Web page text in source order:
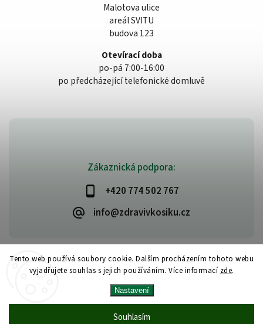
Tento web používá soubory cookie. Dalším procházením tohoto webu
vyjadřujete souhlas s jejich používáním. Více informací zde.
Nastavení
Souhlasím
Zákaznická podpora:
+420 774 502 767
info@zdravivkosiku.cz
Malotova ulice
areál SVITU
budova 123
Otevírací doba
po-pá 7:00-16:00
po předcházející telefonické domluvě
www.zdravivkosiku.cz
Upravit nastavení cookies
VytvořilShoptet | Design